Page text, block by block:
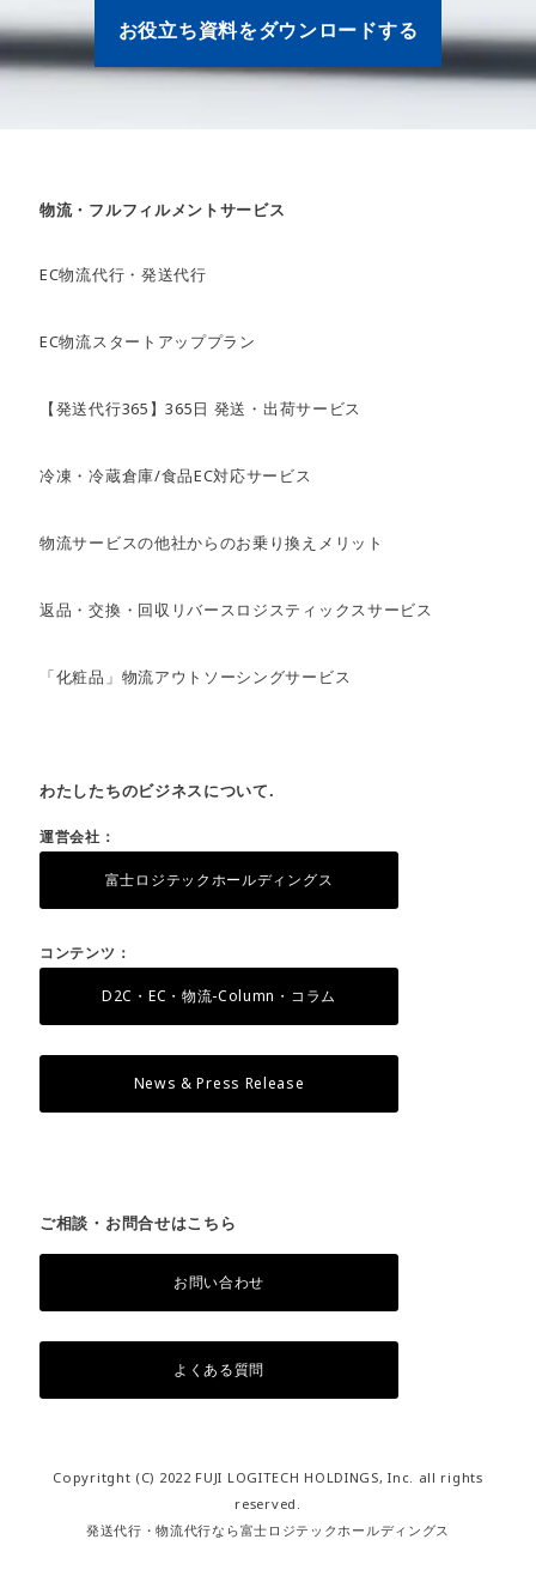
お役立ち資料をダウンロードする
物流・フルフィルメントサービス
EC物流代行・発送代行
EC物流スタートアッププラン
【発送代行365】365日 発送・出荷サービス
冷凍・冷蔵倉庫/食品EC対応サービス
物流サービスの他社からのお乗り換えメリット
返品・交換・回収リバースロジスティックスサービス
「化粧品」物流アウトソーシングサービス
わたしたちのビジネスについて.
運営会社：
富士ロジテックホールディングス
コンテンツ：
D2C・EC・物流-Column・コラム
News & Press Release
ご相談・お問合せはこちら
お問い合わせ
よくある質問
Copyritght (C) 2022 FUJI LOGITECH HOLDINGS, Inc. all rights
reserved.
発送代行・物流代行なら富士ロジテックホールディングス